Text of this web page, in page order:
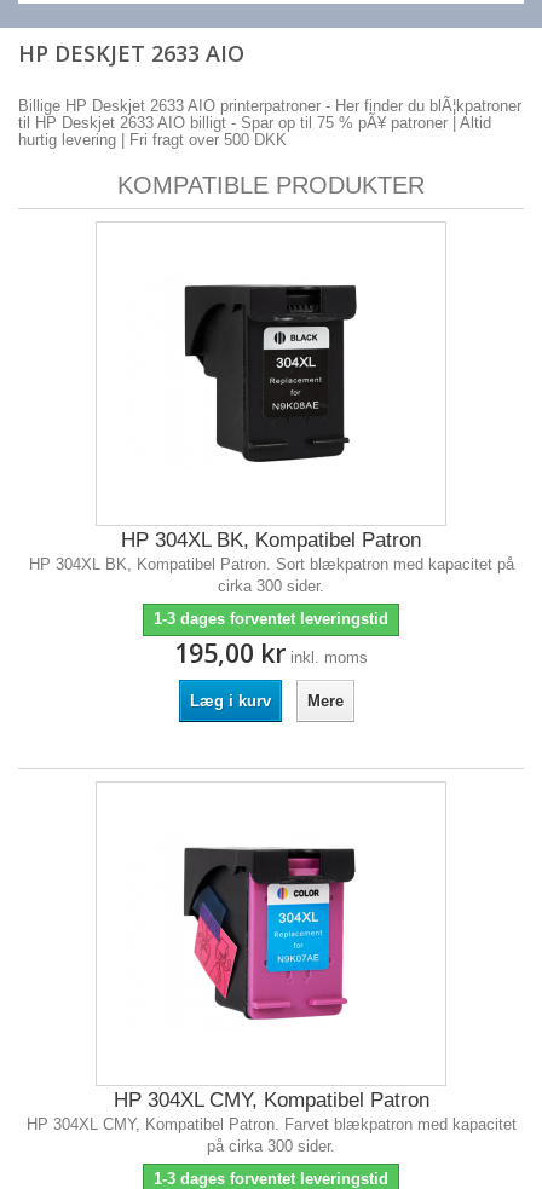
HP DESKJET 2633 AIO
Billige HP Deskjet 2633 AIO printerpatroner - Her finder du blÃ¦kpatroner
til HP Deskjet 2633 AIO billigt - Spar op til 75 % pÃ¥ patroner | Altid
hurtig levering | Fri fragt over 500 DKK
KOMPATIBLE PRODUKTER
HP 304XL BK, Kompatibel Patron
HP 304XL BK, Kompatibel Patron. Sort blækpatron med kapacitet på
cirka 300 sider.
1-3 dages forventet leveringstid
195,00 kr inkl. moms
Læg i kurv Mere
HP 304XL CMY, Kompatibel Patron
HP 304XL CMY, Kompatibel Patron. Farvet blækpatron med kapacitet
på cirka 300 sider.
1-3 dages forventet leveringstid